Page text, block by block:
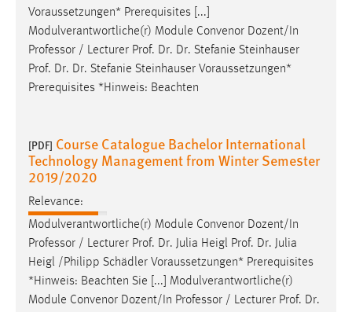
Voraussetzungen* Prerequisites [...]
Modulverantwortliche(r) Module Convenor Dozent/In
Professor / Lecturer Prof. Dr. Dr. Stefanie Steinhauser
Prof. Dr. Dr. Stefanie Steinhauser Voraussetzungen*
Prerequisites *Hinweis: Beachten
[PDF] Course Catalogue Bachelor International
Technology Management from Winter Semester
2019/2020
Relevance:
Modulverantwortliche(r) Module Convenor Dozent/In
Professor / Lecturer Prof. Dr. Julia Heigl Prof. Dr. Julia
Heigl /Philipp Schädler Voraussetzungen* Prerequisites
*Hinweis: Beachten Sie [...] Modulverantwortliche(r)
Module Convenor Dozent/In Professor / Lecturer Prof. Dr.